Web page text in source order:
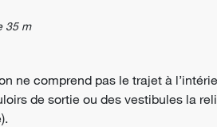
35 m
ne comprend pas le trajet à
de sortie ou des vestibules la